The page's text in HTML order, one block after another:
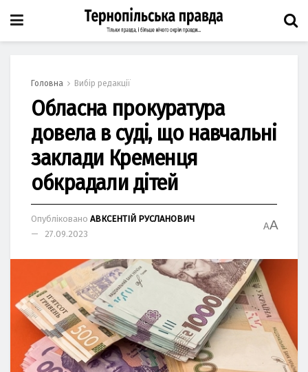
Головна Вибір редакції
Обласна прокуратура
довела в суді, що навчальні
заклади Кременця
обкрадали дітей
Опубліковано АВКСЕНТІЙ РУСЛАНОВИЧ
27.09.2023
AA